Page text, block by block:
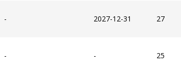
- 2027-12-31 27
- - 25